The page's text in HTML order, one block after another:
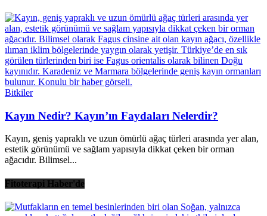
Bitkiler
Kayın Nedir? Kayın’ın Faydaları Nelerdir?
Kayın, geniş yapraklı ve uzun ömürlü ağaç türleri arasında yer alan,
estetik görünümü ve sağlam yapısıyla dikkat çeken bir orman
ağacıdır. Bilimsel...
Fitoterapi Haber'de